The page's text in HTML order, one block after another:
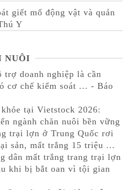
giết mổ động vật và quản
Y
NUÔI
trợ doanh nghiệp là cần
cơ chế kiểm soát ... - Báo
tại Vietstock 2026:
ngành chăn nuôi bền vững
trại lợn ở Trung Quốc rơi
sản, mất trắng 15 triệu ...
dân mất trắng trang trại lợn
khi bị bắt oan vì tội gian